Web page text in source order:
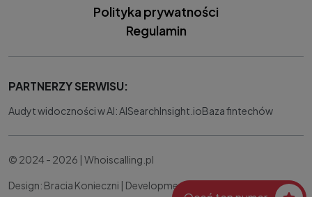
Polityka prywatności
Regulamin
PARTNERZY SERWISU:
Audyt widoczności w AI: AISearchInsight.ioBaza fintechów
© 2024 - 2026 | Whoiscalling.pl
Design: Bracia Konieczni | Development: